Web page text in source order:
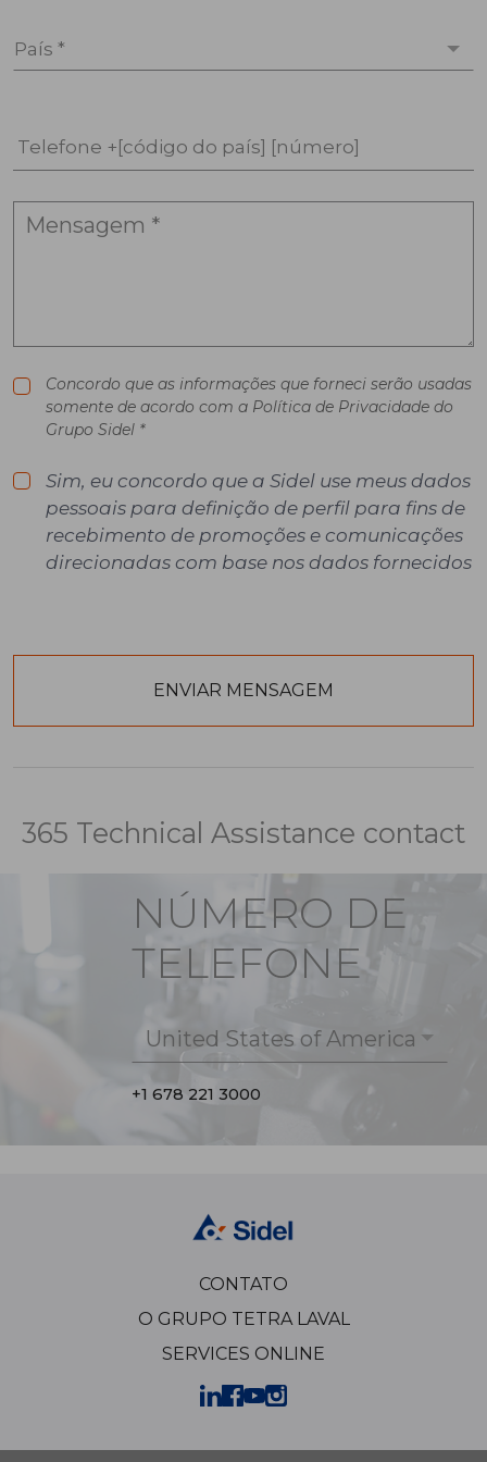
País *
Telefone +[código do país] [número]
Concordo que as informações que forneci serão usadas
somente de acordo com a Política de Privacidade do
Grupo Sidel *
Sim, eu concordo que a Sidel use meus dados
pessoais para definição de perfil para fins de
recebimento de promoções e comunicações
direcionadas com base nos dados fornecidos
365 Technical Assistance contact
NÚMERO DE
TELEFONE
United States of America
+1 678 221 3000
CONTATO
O GRUPO TETRA LAVAL
SERVICES ONLINE